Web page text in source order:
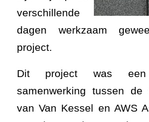
verschillende
dagen werkzaam
project.
Dit project was een
samenwerking tussen de
van Van Kessel en AWS